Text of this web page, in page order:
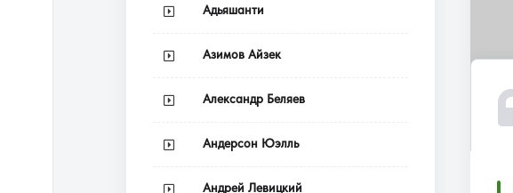
Адьяшанти
Азимов Айзек
Александр Беляев
Андерсон Юэлль
Андрей Левицкий